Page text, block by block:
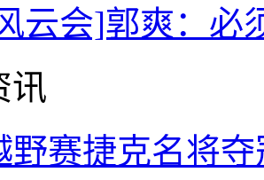
云会]郭爽：必
讯
野赛捷克名将